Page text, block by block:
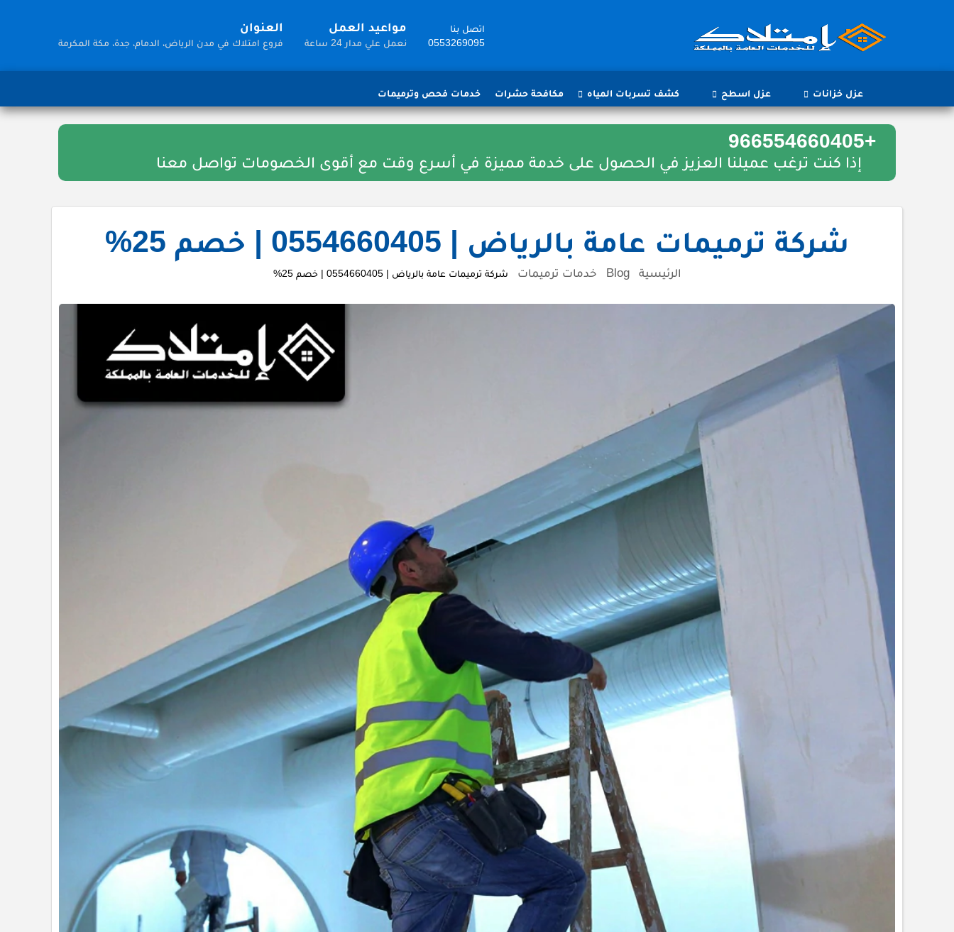
اتصل بنا
0553269095
مواعيد العمل
نعمل علي مدار 24 ساعة
العنوان
فروع امتلاك في مدن الرياض، الدمام، جدة، مكة المكرمة
عزل خزانات عزل اسطح كشف تسربات المياه مكافحة حشرات خدمات فحص وترميمات
+966554660405
إذا كنت ترغب عميلنا العزيز في الحصول على خدمة مميزة في أسرع وقت مع أقوى الخصومات تواصل معنا
شركة ترميمات عامة بالرياض | 0554660405 | خصم 25%
الرئيسية Blog خدمات ترميمات شركة ترميمات عامة بالرياض | 0554660405 | خصم 25%